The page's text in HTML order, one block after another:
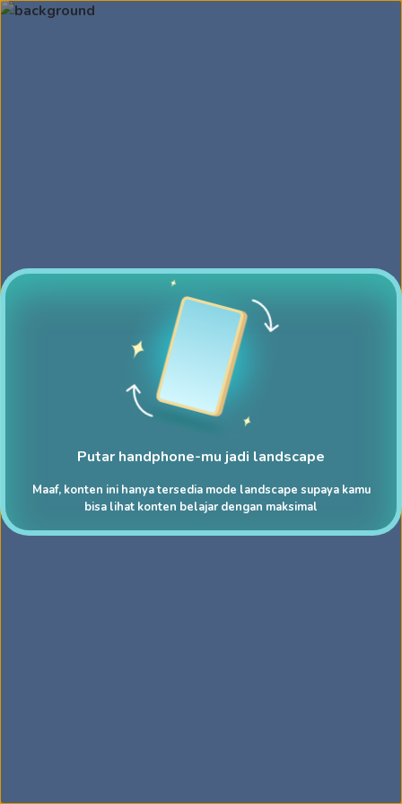
Putar handphone-mu jadi landscape
Maaf, konten ini hanya tersedia mode landscape supaya kamu
bisa lihat konten belajar dengan maksimal